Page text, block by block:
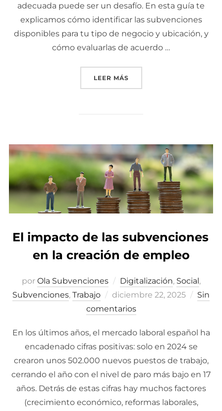
adecuada puede ser un desafío. En esta guía te
explicamos cómo identificar las subvenciones
disponibles para tu tipo de negocio y ubicación, y
cómo evaluarlas de acuerdo …
LEER MÁS
El impacto de las subvenciones
en la creación de empleo
por Ola Subvenciones Digitalización, Social,
Subvenciones, Trabajo
Publicado
el
diciembre 22, 2025
Sin
comentarios
En los últimos años, el mercado laboral español ha
encadenado cifras positivas: solo en 2024 se
crearon unos 502.000 nuevos puestos de trabajo,
cerrando el año con el nivel de paro más bajo en 17
años. Detrás de estas cifras hay muchos factores
(crecimiento económico, reformas laborales,